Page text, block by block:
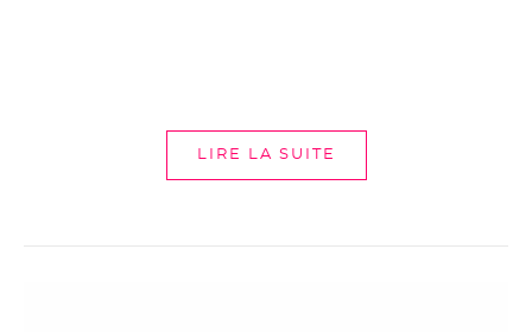
LIRE LA SUITE